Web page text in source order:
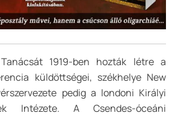
1919-ben hozták létre a
küldöttségei, székhelye New
pedig a londoni Királyi
Intézete. A Csendes-óceáni